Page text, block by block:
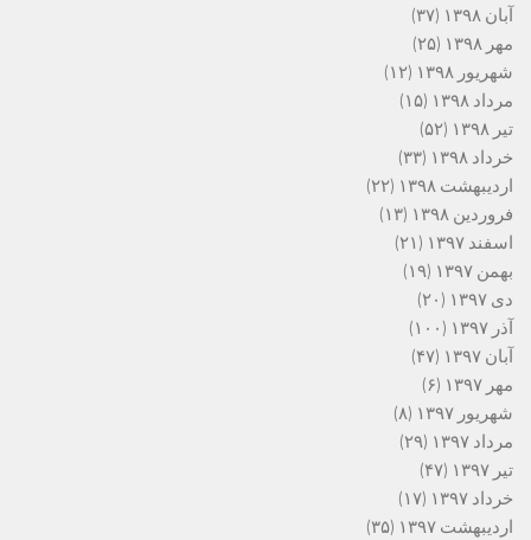
آبان ۱۳۹۸
(۳۷)
مهر ۱۳۹۸
(۲۵)
شهریور ۱۳۹۸
(۱۲)
مرداد ۱۳۹۸
(۱۵)
تیر ۱۳۹۸
(۵۲)
خرداد ۱۳۹۸
(۳۳)
اردیبهشت ۱۳۹۸
(۲۲)
فروردین ۱۳۹۸
(۱۳)
اسفند ۱۳۹۷
(۲۱)
بهمن ۱۳۹۷
(۱۹)
دی ۱۳۹۷
(۲۰)
آذر ۱۳۹۷
(۱۰۰)
آبان ۱۳۹۷
(۴۷)
مهر ۱۳۹۷
(۶)
شهریور ۱۳۹۷
(۸)
مرداد ۱۳۹۷
(۲۹)
تیر ۱۳۹۷
(۴۷)
خرداد ۱۳۹۷
(۱۷)
اردیبهشت ۱۳۹۷
(۳۵)